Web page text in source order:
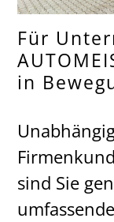
Für
in
sind Sie